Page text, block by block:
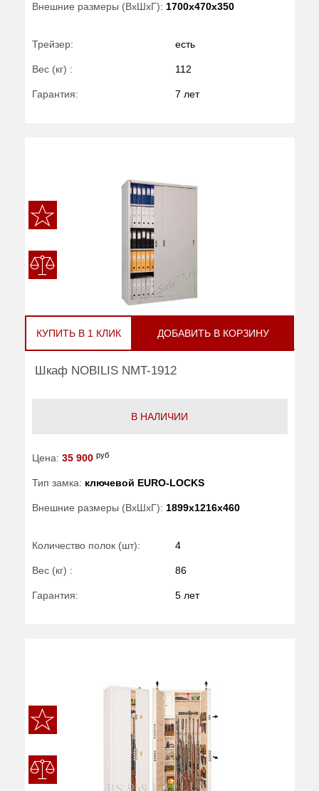
Внешние размеры (ВхШхГ): 1700x470x350
Трейзер: есть
Вес (кг) : 112
Гарантия: 7 лет
КУПИТЬ В 1 КЛИК ДОБАВИТЬ В КОРЗИНУ
Шкаф NOBILIS NMT-1912
В НАЛИЧИИ
Цена: 35 900 руб
Тип замка: ключевой EURO-LOCKS
Внешние размеры (ВхШхГ): 1899x1216x460
Количество полок (шт): 4
Вес (кг) : 86
Гарантия: 5 лет